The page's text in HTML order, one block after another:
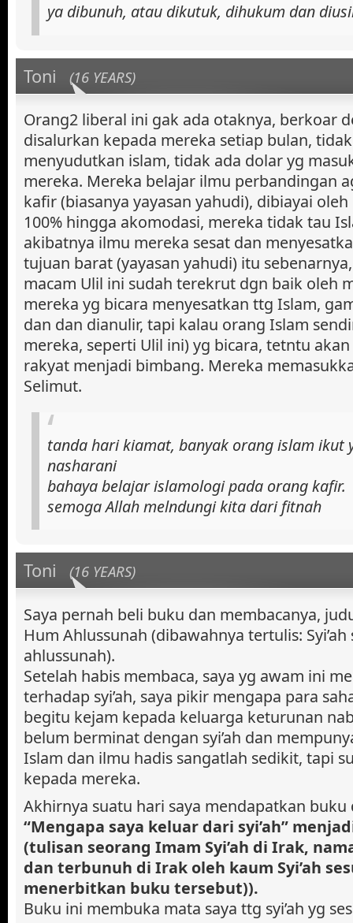
ya dibunuh, atau dikutuk, dihukum dan
Toni (16 YEARS)
Orang2 liberal ini gak ada otaknya, berkoar
disalurkan kepada mereka setiap bulan,
menyudutkan islam, tidak ada dolar yg
mereka. Mereka belajar ilmu perbandingan
kafir (biasanya yayasan yahudi), dibiayai
100% hingga akomodasi, mereka tidak tau
akibatnya ilmu mereka sesat dan
tujuan barat (yayasan yahudi) itu
macam Ulil ini sudah terekrut dgn baik oleh
mereka yg bicara menyesatkan ttg Islam,
dan dan dianulir, tapi kalau orang Islam
mereka, seperti Ulil ini) yg bicara, tetntu
rakyat menjadi bimbang. Mereka
Selimut.
tanda hari kiamat, banyak orang islam ikut
nasharani
bahaya belajar islamologi pada orang kafir.
semoga Allah melndungi kita dari fitnah
Toni (16 YEARS)
Saya pernah beli buku dan membacanya,
Hum Ahlussunah (dibawahnya tertulis:
ahlussunah).
Setelah habis membaca, saya yg awam ini
terhadap syi’ah, saya pikir mengapa para
begitu kejam kepada keluarga keturunan
belum berminat dengan syi’ah dan
Islam dan ilmu hadis sangatlah sedikit, tapi
kepada mereka.
Akhirnya suatu hari saya mendapatkan
“Mengapa saya keluar dari syi’ah”
(tulisan seorang Imam Syi’ah di Irak,
dan terbunuh di Irak oleh kaum Syi’ah
menerbitkan buku tersebut)).
Buku ini membuka mata saya ttg syi’ah yg